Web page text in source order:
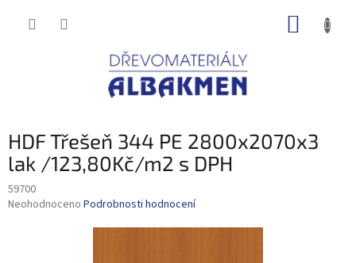
HDF Třešeň 344 PE 2800x2070x3
lak /123,80Kč/m2 s DPH
59700
Průměrné
Neohodnoceno Podrobnosti hodnocení